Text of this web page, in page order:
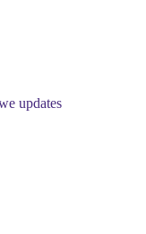
updates